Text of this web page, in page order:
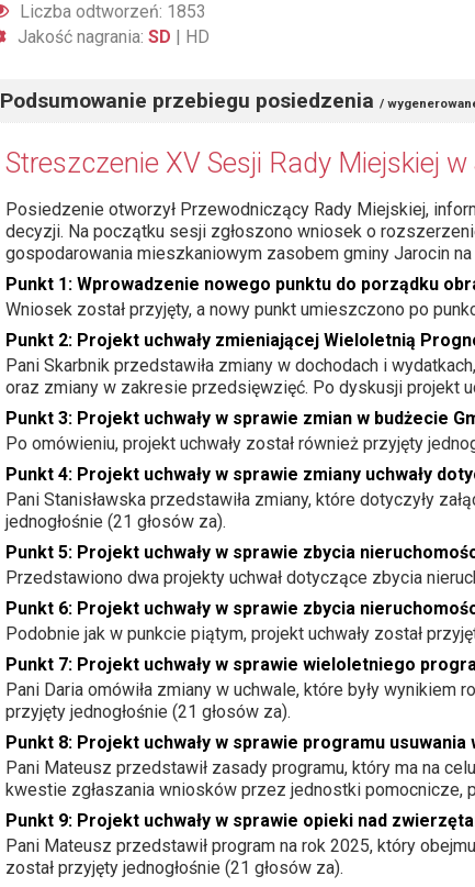
Liczba odtworzeń: 1853
Jakość nagrania: SD HD
Podsumowanie przebiegu posiedzenia /
Streszczenie XV Sesji Rady Miejskiej
Posiedzenie otworzył Przewodniczący Rady Miejskiej,
decyzji. Na początku sesji zgłoszono wniosek o
gospodarowania mieszkaniowym zasobem gminy Jarocin
Punkt 1: Wprowadzenie nowego punktu do porządku
Wniosek został przyjęty, a nowy punkt umieszczono po
Punkt 2: Projekt uchwały zmieniającej Wieloletnią
Pani Skarbnik przedstawiła zmiany w dochodach i
oraz zmiany w zakresie przedsięwzięć. Po dyskusji projekt
Punkt 3: Projekt uchwały w sprawie zmian w budżecie
Po omówieniu, projekt uchwały został również przyjęty
Punkt 4: Projekt uchwały w sprawie zmiany uchwały
Pani Stanisławska przedstawiła zmiany, które dotyczyły
jednogłośnie (21 głosów za).
Punkt 5: Projekt uchwały w sprawie zbycia
Przedstawiono dwa projekty uchwał dotyczące zbycia
Punkt 6: Projekt uchwały w sprawie zbycia
Podobnie jak w punkcie piątym, projekt uchwały został
Punkt 7: Projekt uchwały w sprawie wieloletniego
Pani Daria omówiła zmiany w uchwale, które były
przyjęty jednogłośnie (21 głosów za).
Punkt 8: Projekt uchwały w sprawie programu
Pani Mateusz przedstawił zasady programu, który ma na
kwestie zgłaszania wniosków przez jednostki pomocnicze,
Punkt 9: Projekt uchwały w sprawie opieki nad
Pani Mateusz przedstawił program na rok 2025, który
został przyjęty jednogłośnie (21 głosów za).